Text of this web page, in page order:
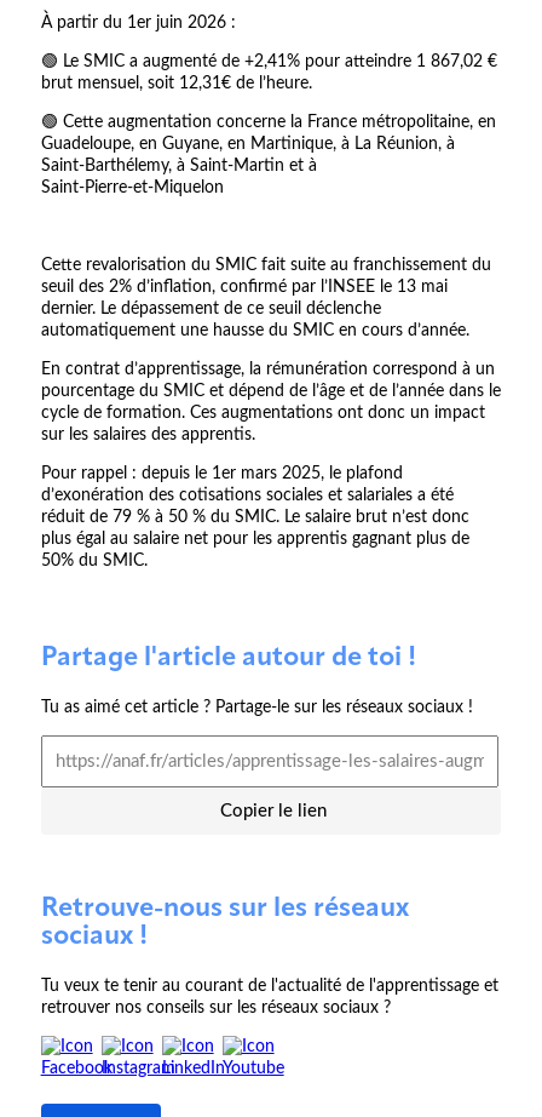
À partir du 1er juin 2026 :
🟢 Le SMIC a augmenté de +2,41% pour atteindre 1 867,02 €
brut mensuel, soit 12,31€ de l’heure.
🟢 Cette augmentation concerne la France métropolitaine, en
Guadeloupe, en Guyane, en Martinique, à La Réunion, à
Saint‑Barthélemy, à Saint‑Martin et à
Saint‑Pierre‑et‑Miquelon
Cette revalorisation du SMIC fait suite au franchissement du
seuil des 2% d’inflation, confirmé par l’INSEE le 13 mai
dernier. Le dépassement de ce seuil déclenche
automatiquement une hausse du SMIC en cours d’année.
En contrat d’apprentissage, la rémunération correspond à un
pourcentage du SMIC et dépend de l’âge et de l’année dans le
cycle de formation. Ces augmentations ont donc un impact
sur les salaires des apprentis.
Pour rappel : depuis le 1er mars 2025, le plafond
d’exonération des cotisations sociales et salariales a été
réduit de 79 % à 50 % du SMIC. Le salaire brut n’est donc
plus égal au salaire net pour les apprentis gagnant plus de
50% du SMIC.
Partage l'article autour de toi !
Tu as aimé cet article ? Partage-le sur les réseaux sociaux !
Copier le lien
Retrouve-nous sur les réseaux
sociaux !
Tu veux te tenir au courant de l'actualité de l'apprentissage et
retrouver nos conseils sur les réseaux sociaux ?